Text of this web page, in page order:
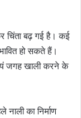
चिंता बढ़ गई है। कई
हो सकते हैं।
जगह खाली करने के
का निर्माण